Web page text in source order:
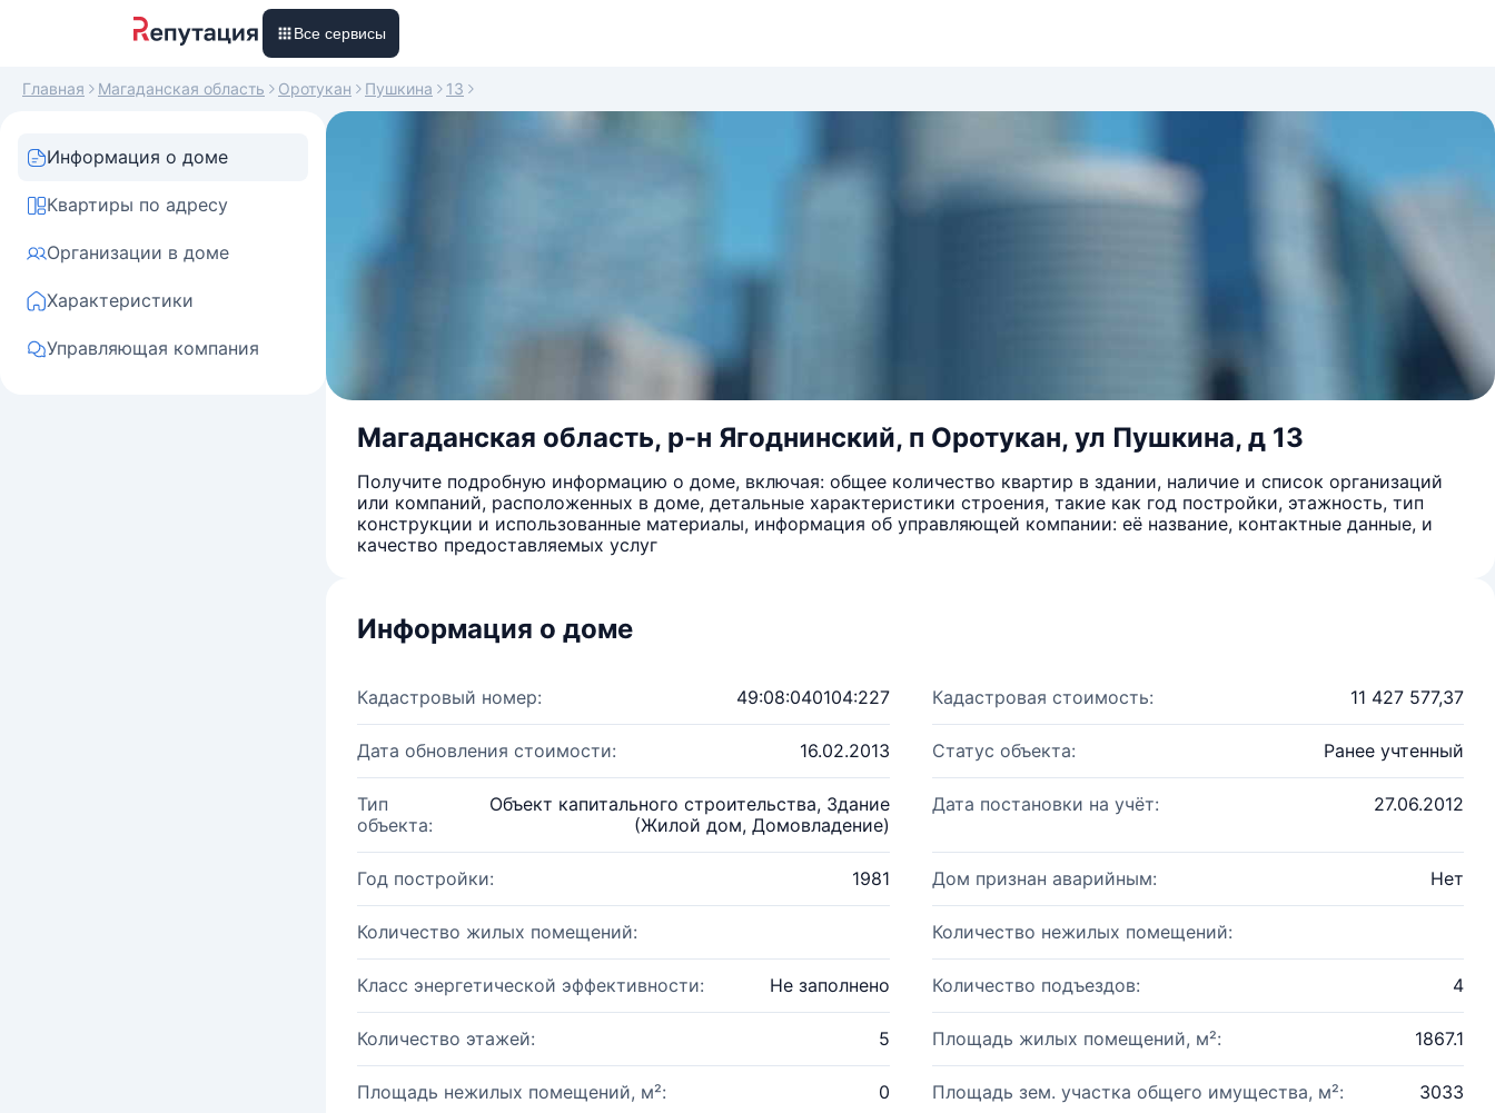
Все сервисы
Главная Магаданская область Оротукан Пушкина 13
Информация о доме
Квартиры по адресу
Организации в доме
Характеристики
Управляющая компания
Магаданская область, р-н Ягоднинский, п Оротукан, ул Пушкина, д 13
Получите подробную информацию о доме, включая: общее количество квартир в здании, наличие и список организаций
или компаний, расположенных в доме, детальные характеристики строения, такие как год постройки, этажность, тип
конструкции и использованные материалы, информация об управляющей компании: её название, контактные данные, и
качество предоставляемых услуг
Информация о доме
Кадастровый номер: 49:08:040104:227 Кадастровая стоимость: 11 427 577,37
Дата обновления стоимости: 16.02.2013 Статус объекта: Ранее учтенный
Тип
объекта:
Объект капитального строительства, Здание
(Жилой дом, Домовладение)
Дата постановки на учёт: 27.06.2012
Год постройки: 1981 Дом признан аварийным: Нет
Количество жилых помещений: Количество нежилых помещений:
Класс энергетической эффективности: Не заполнено Количество подъездов: 4
Количество этажей: 5 Площадь жилых помещений, м²: 1867.1
Площадь нежилых помещений, м²: 0 Площадь зем. участка общего имущества, м²: 3033